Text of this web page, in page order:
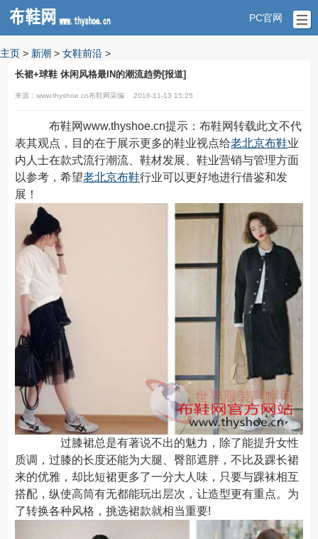
PC官网
主页 > 新潮 > 女鞋前沿 >
长裙+球鞋 休闲风格最IN的潮流趋势[报道]
来源：www.thyshoe.cn布鞋网采编 2016-11-13 15:25
布鞋网www.thyshoe.cn提示：布鞋网转载此文不代
表其观点，目的在于展示更多的鞋业视点给老北京布鞋业
内人士在款式流行潮流、鞋材发展、鞋业营销与管理方面
以参考，希望老北京布鞋行业可以更好地进行借鉴和发
展！
过膝裙总是有著说不出的魅力，除了能提升女性
质调，过膝的长度还能为大腿、臀部遮胖，不比及踝长裙
来的优雅，却比短裙更多了一分大人味，只要与踝袜相互
搭配，纵使高筒有无都能玩出层次，让造型更有重点。为
了转换各种风格，挑选裙款就相当重要!